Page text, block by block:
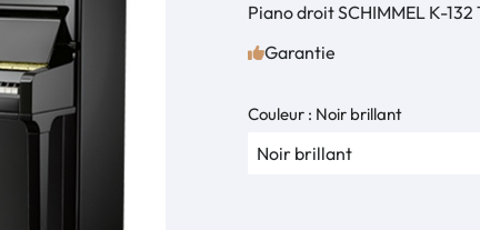
Piano droit SCHIMMEL K-
Garantie
Couleur : Noir brillant